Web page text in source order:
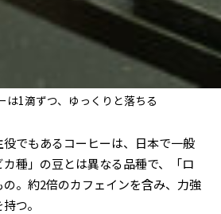
は1滴ずつ、ゆっくりと落ちる
役でもあるコーヒーは、日本で一般
種」の豆とは異なる品種で、「ロ
。約2倍のカフェインを含み、力強
つ。